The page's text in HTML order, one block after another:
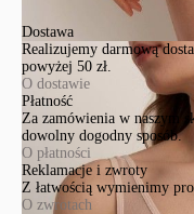
Dostawa
Realizujemy darmową
powyżej 50 zł.
O dostawie
Płatność
Za zamówienia w naszym
dowolny dogodny sposób.
O płatności
Reklamacje i zwroty
Z łatwością wymienimy
O zwrotach